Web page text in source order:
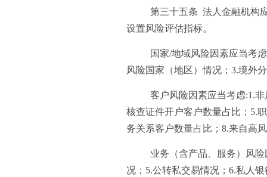
第三十五条 法人金融机构
设置风险评估指标。
国家/地域风险因素应当考
风险国家（地区）情况；3.境外
客户风险因素应当考虑:1.
核查证件开户客户数量占比；5.
务关系客户数量占比；8.来自高
业务（含产品、服务）风
况；5.公转私交易情况；6.私人